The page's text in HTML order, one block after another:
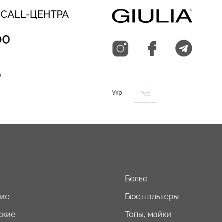
ЦЕНТРА
Укр Рус
Белье
Бюстгальтеры
Топы, майки